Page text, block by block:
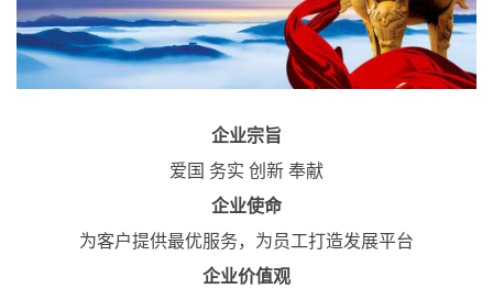
企业宗旨
爱国 务实 创新 奉献
企业使命
为客户提供最优服务，为员工打造发展平台
企业价值观